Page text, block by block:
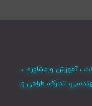
، آموزش و مشاوره ،
تدارک، طراحی و